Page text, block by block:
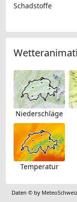
Schadstoffe
Niederschläge
Temperatur
Daten © by MeteoSchweiz